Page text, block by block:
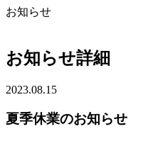
お知らせ
お知らせ詳細
2023.08.15
夏季休業のお知らせ